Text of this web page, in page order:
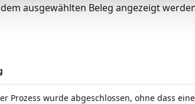
ausgewählten Beleg angezeigt
Prozess wurde abgeschlossen, ohne dass